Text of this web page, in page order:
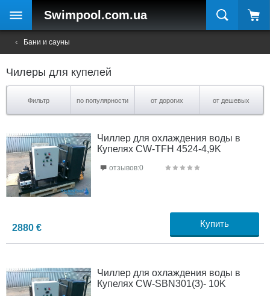
Swimpool .com.ua
Бани и сауны
Чилеры для купелей
Фильтр по популярности от дорогих от дешевых
Чиллер для охлаждения воды в
Купелях CW-TFH 4524-4,9K
2880 € Купить
отзывов:0
Чиллер для охлаждения воды в
Купелях CW-SBN301(3)- 10K